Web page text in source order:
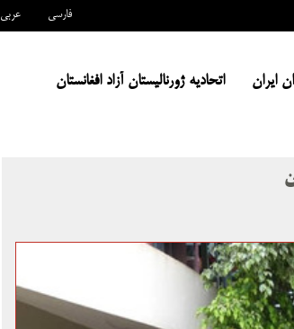
عربی فارسی
ایران اتحادیه ژورنالیستان آزاد افغانستان